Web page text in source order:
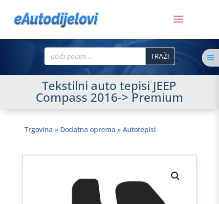
Search
for:
Tekstilni auto tepisi JEEP
Compass 2016-> Premium
Trgovina » Dodatna oprema » Autotepisi
a